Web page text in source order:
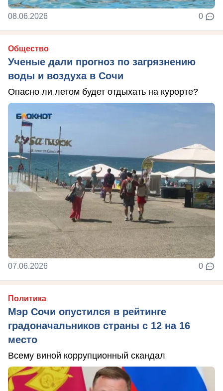
08.06.2026 0
Общество
Ученые дали прогноз по загрязнению
воды и воздуха в Сочи
Опасно ли летом будет отдыхать на курорте?
07.06.2026 0
Политика
Мэр Сочи опустился в рейтинге
градоначальников страны с 12 на 16
место
Всему виной коррупционный скандал